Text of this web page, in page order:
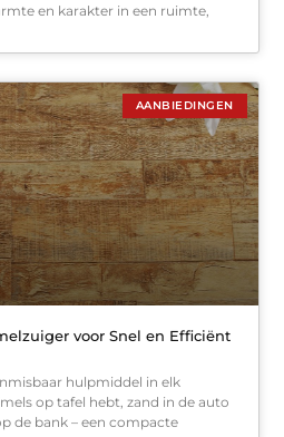
en karakter in een ruimte,
AANBIEDINGEN
voor Snel en Efficiënt
hulpmiddel in elk
op tafel hebt, zand in de auto
de bank – een compacte